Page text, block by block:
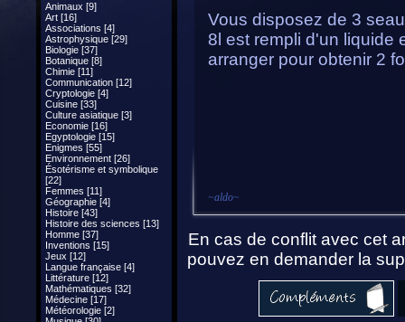
Animaux [9]
Art [16]
Associations [4]
Astrophysique [29]
Biologie [37]
Botanique [8]
Chimie [11]
Communication [12]
Cryptologie [4]
Cuisine [33]
Culture asiatique [3]
Economie [16]
Egyptologie [15]
Enigmes [55]
Environnement [26]
Ésotérisme et symbolique
[22]
Femmes [11]
Géographie [4]
Histoire [43]
Histoire des sciences [13]
Homme [37]
Inventions [15]
Jeux [12]
Langue française [4]
Littérature [12]
Mathématiques [32]
Médecine [17]
Météorologie [2]
Vous disposez de 3
8l est rempli d'un liquide
arranger pour obtenir 2
~aldo~
En cas de conflit avec cet
pouvez en demander la